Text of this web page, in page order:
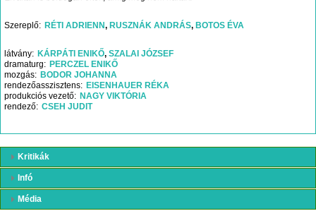
Szereplő RÉTI ADRIENN RUSZNÁK ANDRÁS BOTOS ÉVA
látvány KÁRPÁTI ENIKŐ SZALAI JÓZSEF
dramaturg
PERCZEL ENIKŐ
mozgás
BODOR JOHANNA
rendezőasszisztens
EISENHAUER RÉKA
produkciós vezető
NAGY VIKTÓRIA
rendező CSEH JUDIT
Kritikák
Infó
Média